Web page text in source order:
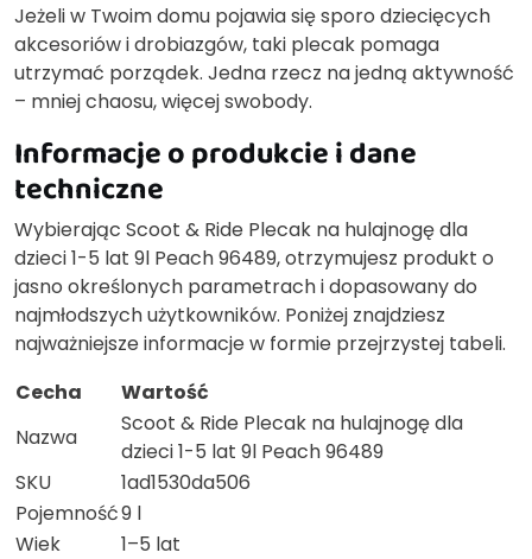
Jeżeli w Twoim domu pojawia się sporo dziecięcych
akcesoriów i drobiazgów, taki plecak pomaga
utrzymać porządek. Jedna rzecz na jedną aktywność
– mniej chaosu, więcej swobody.
Informacje o produkcie i dane
techniczne
Wybierając Scoot & Ride Plecak na hulajnogę dla
dzieci 1-5 lat 9l Peach 96489, otrzymujesz produkt o
jasno określonych parametrach i dopasowany do
najmłodszych użytkowników. Poniżej znajdziesz
najważniejsze informacje w formie przejrzystej tabeli.
Cecha
Wartość
Nazwa
Scoot & Ride Plecak na hulajnogę dla
dzieci 1-5 lat 9l Peach 96489
SKU
1ad1530da506
Pojemność9 l
Wiek
1–5 lat